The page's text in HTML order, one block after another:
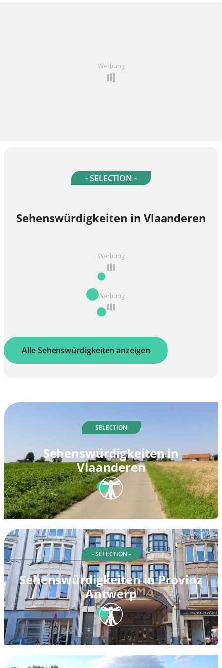
Werbung
- SELECTION -
Sehenswürdigkeiten in Vlaanderen
Werbung
Werbung
Alle Sehenswürdigkeiten anzeigen
- SELECTION -
Sehenswürdigkeiten in
Vlaanderen
- SELECTION -
Sehenswürdigkeiten in Provinz
Antwerp